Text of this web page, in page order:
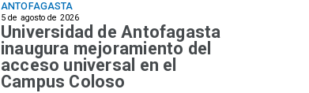
ANTOFAGASTA
5 de agosto de 2026
Universidad de Antofagasta
inaugura mejoramiento del
acceso universal en el
Campus Coloso